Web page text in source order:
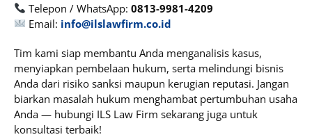
Telepon / WhatsApp:0813-9981-4209
Email: info@ilslawfirm.co.id
Tim kami siap membantu Anda menganalisis kasus,
menyiapkan pembelaan hukum, serta melindungi bisnis
Anda dari risiko sanksi maupun kerugian reputasi. Jangan
biarkan masalah hukum menghambat pertumbuhan usaha
Anda — hubungi ILS Law Firm sekarang juga untuk
konsultasi terbaik!